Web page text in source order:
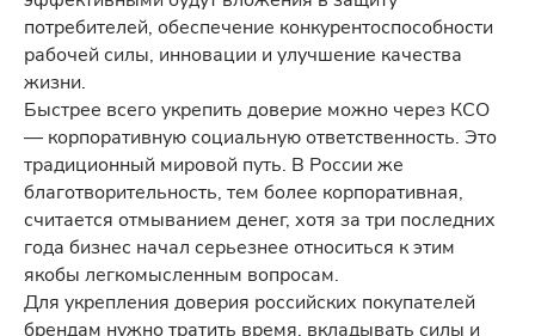
потребителей, обеспечение конкурентоспособности
рабочей силы, инновации и улучшение качества
жизни.
Быстрее всего укрепить доверие можно через КСО
— корпоративную социальную ответственность. Это
традиционный мировой путь. В России же
благотворительность, тем более корпоративная,
считается отмыванием денег, хотя за три последних
года бизнес начал серьезнее относиться к этим
якобы легкомысленным вопросам.
Для укрепления доверия российских покупателей
брендам нужно тратить время, вкладывать силы и